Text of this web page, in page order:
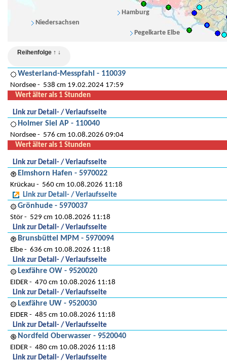
Reihenfolge ↑ ↓
Westerland-Messpfahl - 110039
Nordsee
538 cm 19.02.2024 17:59
Wert älter als 1 Stunden
Link zur Detail- / Verlaufsseite
Holmer Siel AP - 110040
Nordsee
576 cm 10.08.2026 09:04
Wert älter als 1 Stunden
Link zur Detail- / Verlaufsseite
Elmshorn Hafen - 5970022
Krückau
560 cm 10.08.2026 11:18
Link zur Detail- / Verlaufsseite
Grönhude - 5970037
Stör
529 cm 10.08.2026 11:18
Link zur Detail- / Verlaufsseite
Brunsbüttel MPM - 5970094
Elbe
636 cm 10.08.2026 11:18
Link zur Detail- / Verlaufsseite
Lexfähre OW - 9520020
EIDER
470 cm 10.08.2026 11:18
Link zur Detail- / Verlaufsseite
Lexfähre UW - 9520030
EIDER
485 cm 10.08.2026 11:18
Link zur Detail- / Verlaufsseite
Nordfeld Oberwasser - 9520040
EIDER
480 cm 10.08.2026 11:18
Link zur Detail- / Verlaufsseite
Pegelkarte Elbe
Niedersachsen
Hamburg